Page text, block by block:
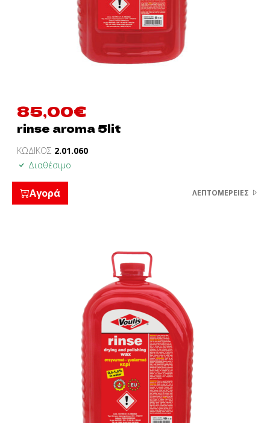
85,00€
rinse aroma 5lit
ΚΩΔΙΚΟΣ 2.01.060
Διαθέσιμο
Αγορά ΛΕΠΤΟΜΈΡΕΙΕΣ